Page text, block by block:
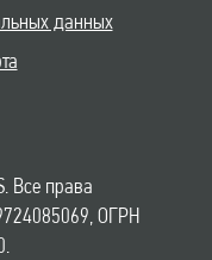
данных
Все права
ОГРН